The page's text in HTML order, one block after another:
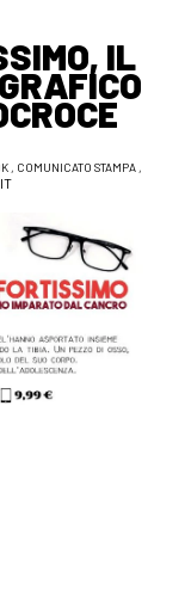
IL
, COMUNICATO STAMPA,